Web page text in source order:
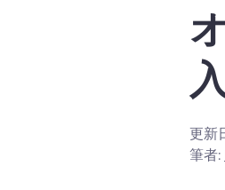
更新
筆者: